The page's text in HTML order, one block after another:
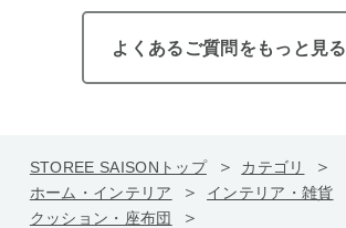
よくあるご質問をもっと見る
STOREE SAISONトップ
カテゴリ
ホーム・インテリア
インテリア・雑貨
クッション・座布団